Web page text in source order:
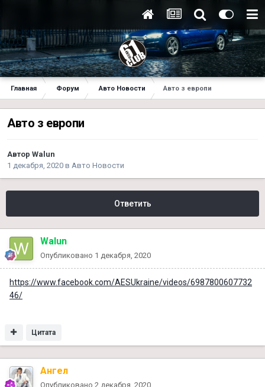
Главная Форум Авто Новости Авто з европи
Авто з европи
Автор Walun
1 декабря, 2020 в Авто Новости
Ответить
Walun
Опубликовано 1 декабря, 2020
https://www.facebook.com/AESUkraine/videos/6987800607732
46/
Цитата
Ангел
Опубликовано 2 декабря, 2020